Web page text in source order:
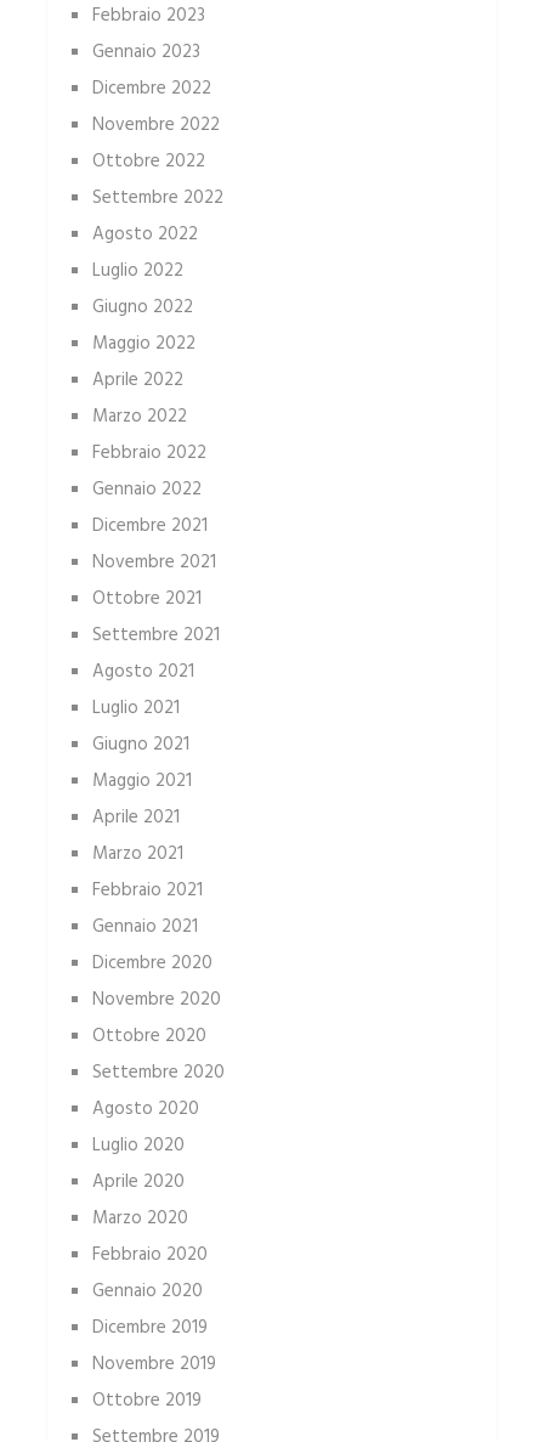
Febbraio 2023
Gennaio 2023
Dicembre 2022
Novembre 2022
Ottobre 2022
Settembre 2022
Agosto 2022
Luglio 2022
Giugno 2022
Maggio 2022
Aprile 2022
Marzo 2022
Febbraio 2022
Gennaio 2022
Dicembre 2021
Novembre 2021
Ottobre 2021
Settembre 2021
Agosto 2021
Luglio 2021
Giugno 2021
Maggio 2021
Aprile 2021
Marzo 2021
Febbraio 2021
Gennaio 2021
Dicembre 2020
Novembre 2020
Ottobre 2020
Settembre 2020
Agosto 2020
Luglio 2020
Aprile 2020
Marzo 2020
Febbraio 2020
Gennaio 2020
Dicembre 2019
Novembre 2019
Ottobre 2019